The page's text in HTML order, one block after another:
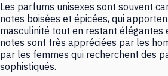
Les parfums unisexes sont souvent
notes boisées et épicées, qui
masculinité tout en restant élégantes
notes sont très appréciées par les
par les femmes qui recherchent des
sophistiqués.